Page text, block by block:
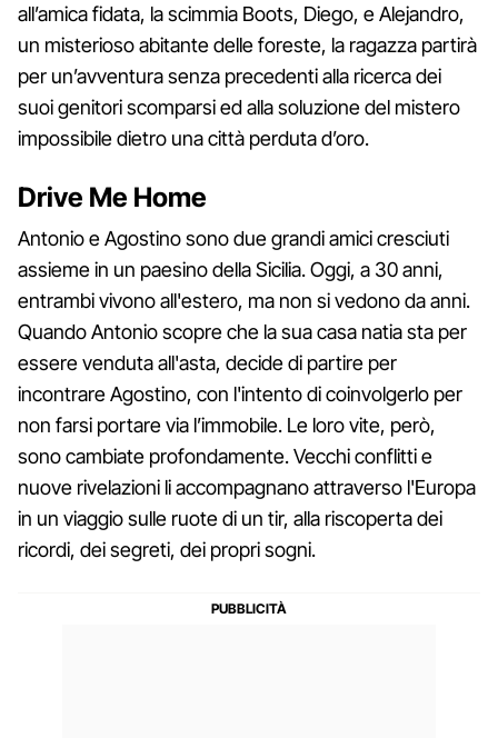
all’amica fidata, la scimmia Boots, Diego, e Alejandro,
un misterioso abitante delle foreste, la ragazza partirà
per un’avventura senza precedenti alla ricerca dei
suoi genitori scomparsi ed alla soluzione del mistero
impossibile dietro una città perduta d’oro.
Drive Me Home
Antonio e Agostino sono due grandi amici cresciuti
assieme in un paesino della Sicilia. Oggi, a 30 anni,
entrambi vivono all'estero, ma non si vedono da anni.
Quando Antonio scopre che la sua casa natia sta per
essere venduta all'asta, decide di partire per
incontrare Agostino, con l'intento di coinvolgerlo per
non farsi portare via l’immobile. Le loro vite, però,
sono cambiate profondamente. Vecchi conflitti e
nuove rivelazioni li accompagnano attraverso l'Europa
in un viaggio sulle ruote di un tir, alla riscoperta dei
ricordi, dei segreti, dei propri sogni.